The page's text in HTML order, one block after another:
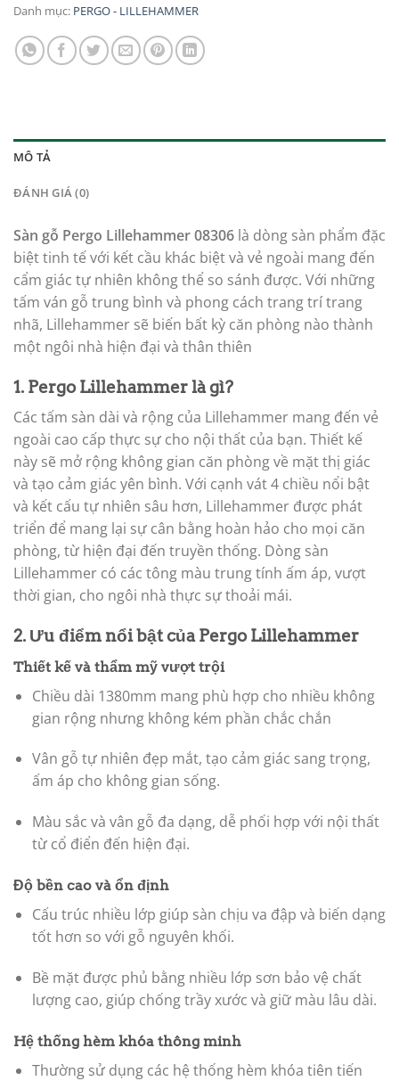
Danh mục: PERGO - LILLEHAMMER
MÔ TẢ
ĐÁNH GIÁ (0)
Sàn gỗ Pergo Lillehammer 08306 là dòng sàn phẩm đặc
biệt tinh tế với kết cầu khác biệt và vẻ ngoài mang đến
cẩm giác tự nhiên không thể so sánh được. Với những
tấm ván gỗ trung bình và phong cách trang trí trang
nhã, Lillehammer sẽ biến bất kỳ căn phòng nào thành
một ngôi nhà hiện đại và thân thiên
1. Pergo Lillehammer là gì?
Các tấm sàn dài và rộng của Lillehammer mang đến vẻ
ngoài cao cấp thực sự cho nội thất của bạn. Thiết kế
này sẽ mở rộng không gian căn phòng về mặt thị giác
và tạo cảm giác yên bình. Với cạnh vát 4 chiều nổi bật
và kết cấu tự nhiên sâu hơn, Lillehammer được phát
triển để mang lại sự cân bằng hoàn hảo cho mọi căn
phòng, từ hiện đại đến truyền thống. Dòng sàn
Lillehammer có các tông màu trung tính ấm áp, vượt
thời gian, cho ngôi nhà thực sự thoải mái.
2. Ưu điểm nổi bật của Pergo Lillehammer
Thiết kế và thẩm mỹ vượt trội
Chiều dài 1380mm mang phù hợp cho nhiều không
gian rộng nhưng không kém phần chắc chắn
Vân gỗ tự nhiên đẹp mắt, tạo cảm giác sang trọng,
ấm áp cho không gian sống.
Màu sắc và vân gỗ đa dạng, dễ phối hợp với nội thất
từ cổ điển đến hiện đại.
Độ bền cao và ổn định
Cấu trúc nhiều lớp giúp sàn chịu va đập và biến dạng
tốt hơn so với gỗ nguyên khối.
Bề mặt được phủ bằng nhiều lớp sơn bảo vệ chất
lượng cao, giúp chống trầy xước và giữ màu lâu dài.
Hệ thống hèm khóa thông minh
Thường sử dụng các hệ thống hèm khóa tiên tiến